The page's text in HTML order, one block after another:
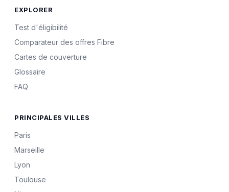
EXPLORER
Test d'éligibilité
Comparateur des offres Fibre
Cartes de couverture
Glossaire
FAQ
PRINCIPALES VILLES
Paris
Marseille
Lyon
Toulouse